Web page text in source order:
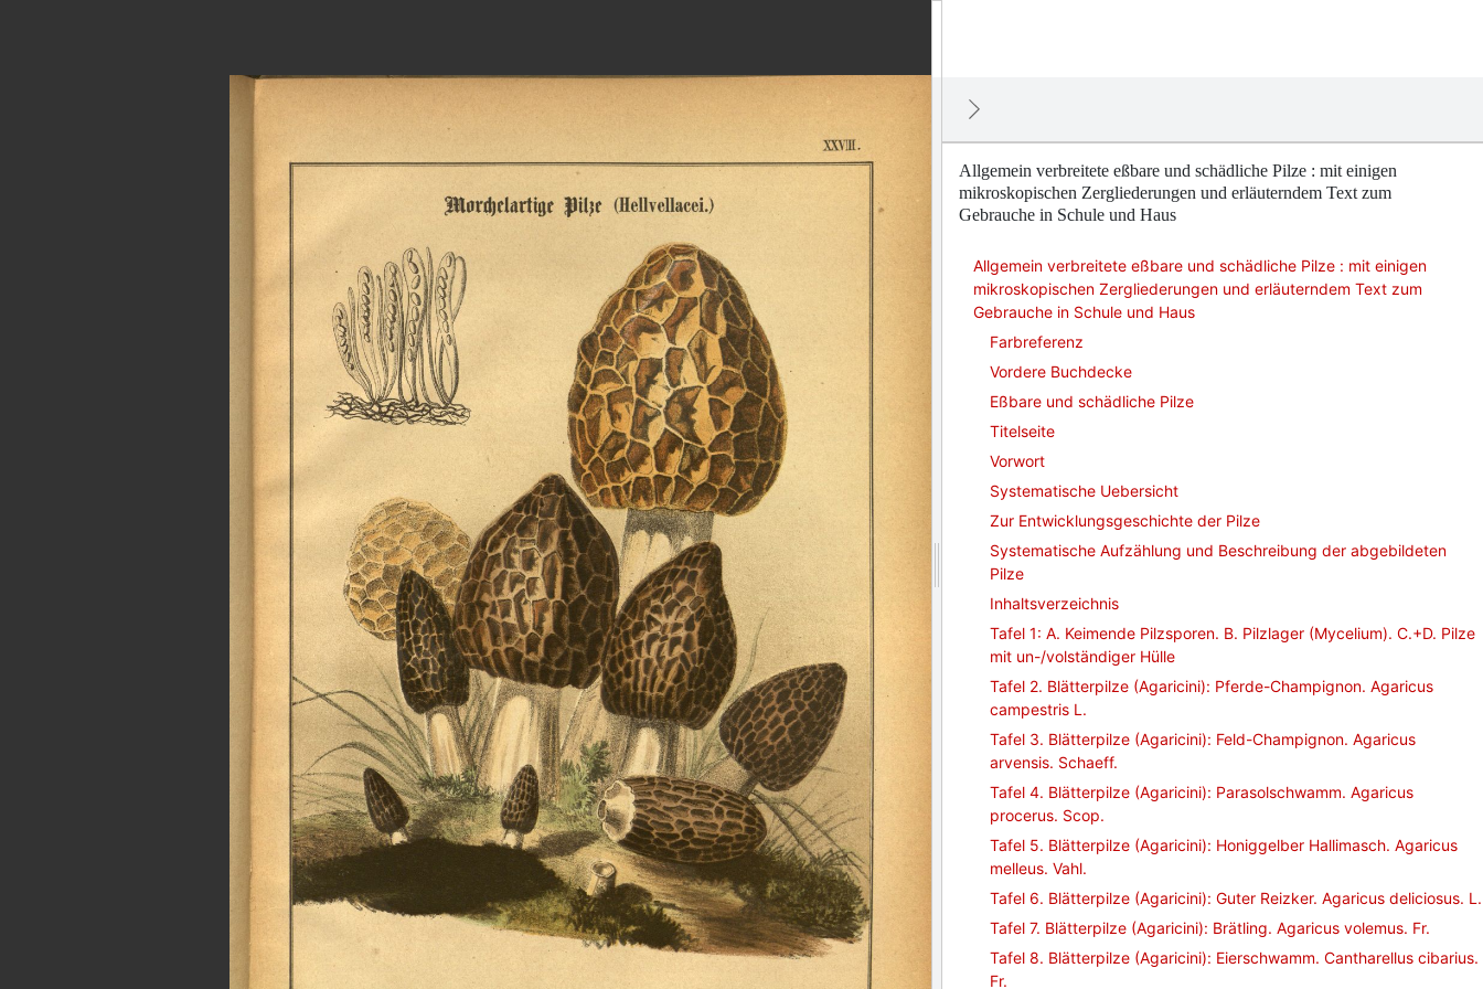
Allgemein verbreitete eßbare und schädliche Pilze : mit einigen
mikroskopischen Zergliederungen und erläuterndem Text zum
Gebrauche in Schule und Haus
Allgemein verbreitete eßbare und schädliche Pilze : mit einigen
mikroskopischen Zergliederungen und erläuterndem Text zum
Gebrauche in Schule und Haus
Farbreferenz
Vordere Buchdecke
Eßbare und schädliche Pilze
Titelseite
Vorwort
Systematische Uebersicht
Zur Entwicklungsgeschichte der Pilze
Systematische Aufzählung und Beschreibung der abgebildeten
Pilze
Inhaltsverzeichnis
Tafel 1: A. Keimende Pilzsporen. B. Pilzlager (Mycelium). C.+D. Pilze
mit un-/volständiger Hülle
Tafel 2. Blätterpilze (Agaricini): Pferde-Champignon. Agaricus
campestris L.
Tafel 3. Blätterpilze (Agaricini): Feld-Champignon. Agaricus
arvensis. Schaeff.
Tafel 4. Blätterpilze (Agaricini): Parasolschwamm. Agaricus
procerus. Scop.
Tafel 5. Blätterpilze (Agaricini): Honiggelber Hallimasch. Agaricus
melleus. Vahl.
Tafel 6. Blätterpilze (Agaricini): Guter Reizker. Agaricus deliciosus. L.
Tafel 7. Blätterpilze (Agaricini): Brätling. Agaricus volemus. Fr.
Tafel 8. Blätterpilze (Agaricini): Eierschwamm. Cantharellus cibarius.
Fr.